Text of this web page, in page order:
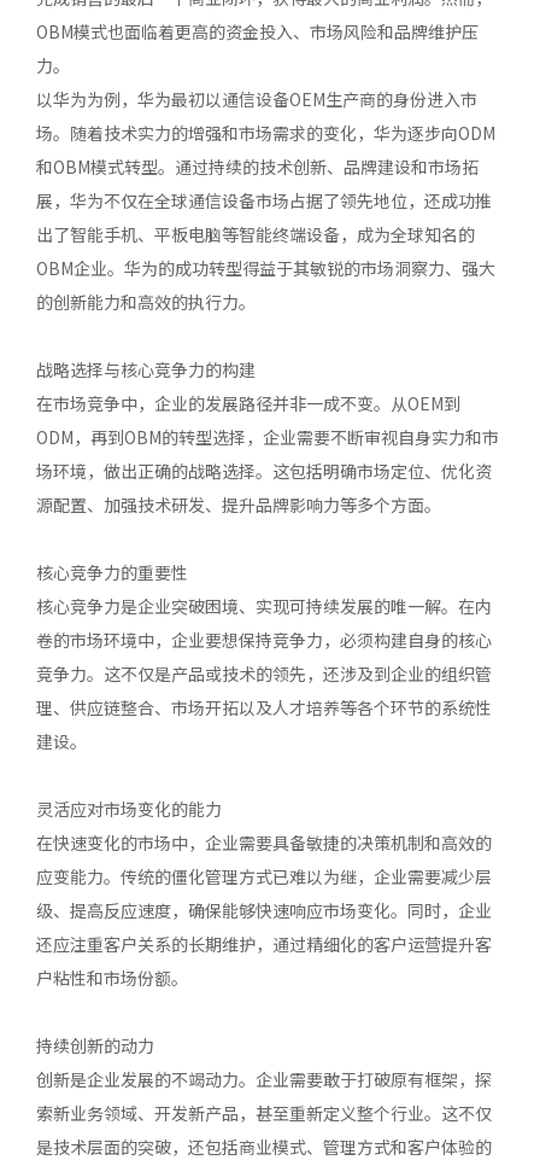
OBM模式也面临着更高的资金投入、市场风险和品牌维护压
力。
以华为为例，华为最初以通信设备OEM生产商的身份进入市
场。随着技术实力的增强和市场需求的变化，华为逐步向ODM
和OBM模式转型。通过持续的技术创新、品牌建设和市场拓
展，华为不仅在全球通信设备市场占据了领先地位，还成功推
出了智能手机、平板电脑等智能终端设备，成为全球知名的
OBM企业。华为的成功转型得益于其敏锐的市场洞察力、强大
的创新能力和高效的执行力。
战略选择与核心竞争力的构建
在市场竞争中，企业的发展路径并非一成不变。从OEM到
ODM，再到OBM的转型选择，企业需要不断审视自身实力和市
场环境，做出正确的战略选择。这包括明确市场定位、优化资
源配置、加强技术研发、提升品牌影响力等多个方面。
核心竞争力的重要性
核心竞争力是企业突破困境、实现可持续发展的唯一解。在内
卷的市场环境中，企业要想保持竞争力，必须构建自身的核心
竞争力。这不仅是产品或技术的领先，还涉及到企业的组织管
理、供应链整合、市场开拓以及人才培养等各个环节的系统性
建设。
灵活应对市场变化的能力
在快速变化的市场中，企业需要具备敏捷的决策机制和高效的
应变能力。传统的僵化管理方式已难以为继，企业需要减少层
级、提高反应速度，确保能够快速响应市场变化。同时，企业
还应注重客户关系的长期维护，通过精细化的客户运营提升客
户粘性和市场份额。
持续创新的动力
创新是企业发展的不竭动力。企业需要敢于打破原有框架，探
索新业务领域、开发新产品，甚至重新定义整个行业。这不仅
是技术层面的突破，还包括商业模式、管理方式和客户体验的